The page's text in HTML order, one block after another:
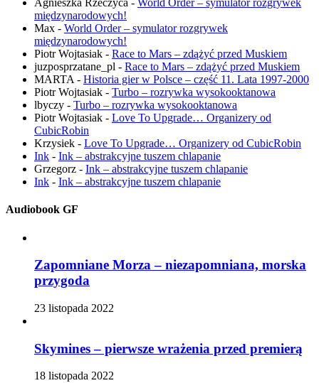
Agnieszka Rzeczyca - World Order – symulator rozgrywek
międzynarodowych!
Max - World Order – symulator rozgrywek
międzynarodowych!
Piotr Wojtasiak - Race to Mars – zdążyć przed Muskiem
juzposprzatane_pl - Race to Mars – zdążyć przed Muskiem
MARTA - Historia gier w Polsce – część 11. Lata 1997-2000
Piotr Wojtasiak - Turbo – rozrywka wysokooktanowa
lbyczy - Turbo – rozrywka wysokooktanowa
Piotr Wojtasiak - Love To Upgrade… Organizery od
CubicRobin
Krzysiek - Love To Upgrade… Organizery od CubicRobin
Ink - Ink – abstrakcyjne tuszem chlapanie
Grzegorz - Ink – abstrakcyjne tuszem chlapanie
Ink - Ink – abstrakcyjne tuszem chlapanie
Audiobook GF
Zapomniane Morza – niezapomniana, morska
przygoda
23 listopada 2022
Skymines – pierwsze wrażenia przed premierą
18 listopada 2022